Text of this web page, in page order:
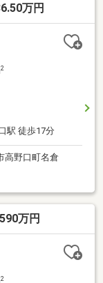
万円
2
駅 徒歩17分
高野口町名倉
万円
2